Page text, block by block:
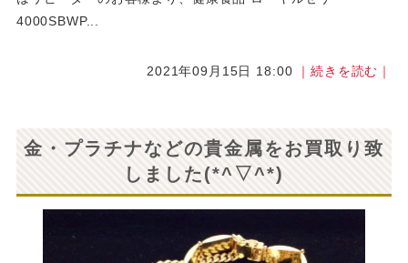
4000SBWP...
2021年09月15日 18:00 ｜続きを読む｜
金・プラチナなどの貴金属をお買取り致
しました(*^▽^*)